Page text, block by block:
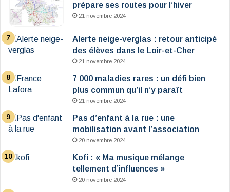
prépare ses routes pour l’hiver
21 novembre 2024
Alerte neige-verglas : retour anticipé
des élèves dans le Loir-et-Cher
21 novembre 2024
7 000 maladies rares : un défi bien
plus commun qu’il n’y paraît
21 novembre 2024
Pas d’enfant à la rue : une
mobilisation avant l’association
20 novembre 2024
Kofi : « Ma musique mélange
tellement d’influences »
20 novembre 2024